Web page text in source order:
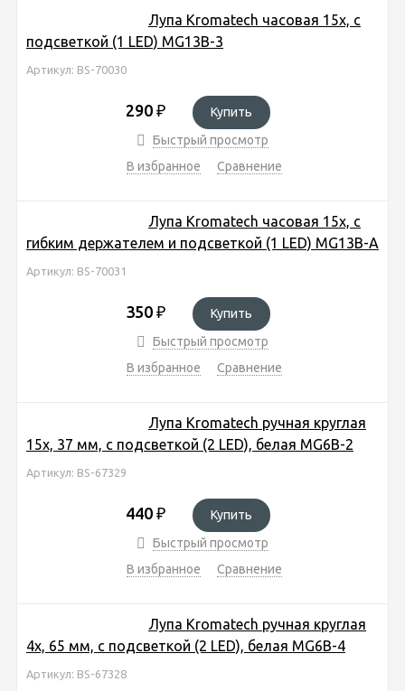
Лупа Kromatech часовая 15х, с
подсветкой (1 LED) MG13B-3
Артикул: BS-70030
290 ₽
Купить
Быстрый просмотр
В избранное
Сравнение
Лупа Kromatech часовая 15х, с
гибким держателем и подсветкой (1 LED) MG13B-A
Артикул: BS-70031
350 ₽
Купить
Быстрый просмотр
В избранное
Сравнение
Лупа Kromatech ручная круглая
15х, 37 мм, с подсветкой (2 LED), белая MG6B-2
Артикул: BS-67329
440 ₽
Купить
Быстрый просмотр
В избранное
Сравнение
Лупа Kromatech ручная круглая
4х, 65 мм, с подсветкой (2 LED), белая MG6B-4
Артикул: BS-67328